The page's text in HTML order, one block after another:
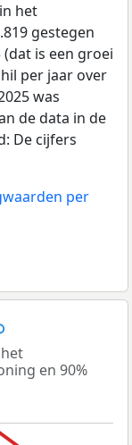
het
gestegen
(dat is een groei
per jaar over
was
de data in de
De cijfers
per
en 90%